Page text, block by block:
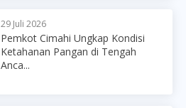
29 Juli 2026
Pemkot Cimahi Ungkap Kondisi
Ketahanan Pangan di Tengah
Anca...